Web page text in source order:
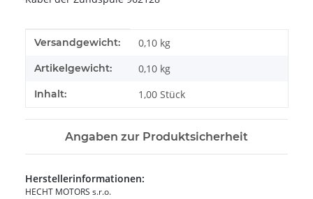
Produkteigenschaft
Wert
Versandgewicht: 0,10 kg
Artikelgewicht: 0,10 kg
Inhalt: 1,00 Stück
Angaben zur Produktsicherheit
Herstellerinformationen:
HECHT MOTORS s.r.o.